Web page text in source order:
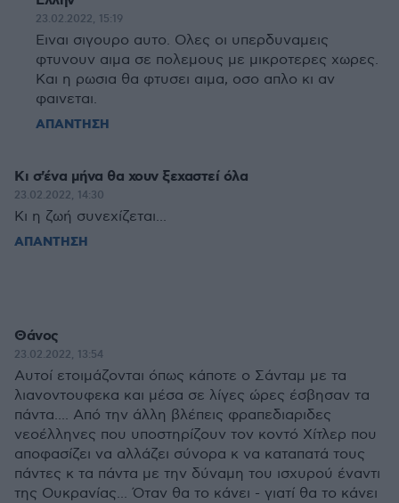
23.02.2022, 15:19
Ειναι σιγουρο αυτο. Ολες οι υπερδυναμεις
φτυνουν αιμα σε πολεμους με μικροτερες χωρες.
Και η ρωσια θα φτυσει αιμα, οσο απλο κι αν
φαινεται.
ΑΠΑΝΤΗΣΗ
Κι σ'ένα μήνα θα χουν ξεχαστεί όλα
23.02.2022, 14:30
Κι η ζωή συνεχίζεται...
ΑΠΑΝΤΗΣΗ
Θάνος
23.02.2022, 13:54
Αυτοί ετοιμάζονται όπως κάποτε ο Σάνταμ με τα
λιανοντουφεκα και μέσα σε λίγες ώρες έσβησαν τα
πάντα.... Από την άλλη βλέπεις φραπεδιαριδες
νεοέλληνες που υποστηρίζουν τον κοντό Χίτλερ που
αποφασίζει να αλλάζει σύνορα κ να καταπατά τους
πάντες κ τα πάντα με την δύναμη του ισχυρού έναντι
της Ουκρανίας... Όταν θα το κάνει - γιατί θα το κάνει